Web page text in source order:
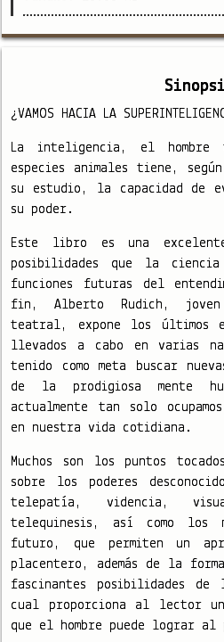
¿VAMOS HACIA LA
La inteligencia, el
especies animales tiene,
su estudio, la capacidad de
su poder.
Este libro es una
posibilidades que la
funciones futuras del
fin, Alberto Rudich,
teatral, expone los últimos
llevados a cabo en varias
tenido como meta buscar
de la prodigiosa mente
actualmente tan solo
en nuestra vida cotidiana.
Muchos son los puntos
sobre los poderes
telepatía, videncia,
telequinesis, así como los
futuro, que permiten un
placentero, además de la
fascinantes posibilidades
cual proporciona al lector un
que el hombre puede lograr al